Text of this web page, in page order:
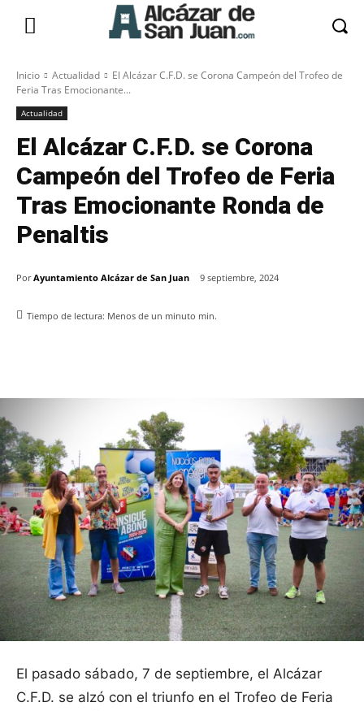
Inicio Actualidad
El Alcázar C.F.D. se Corona Campeón del Trofeo de
Feria Tras Emocionante...
Actualidad
El Alcázar C.F.D. se Corona
Campeón del Trofeo de Feria
Tras Emocionante Ronda de
Penaltis
Por Ayuntamiento Alcázar de San Juan 9 septiembre, 2024
Tiempo de lectura: Menos de un minuto min.
El pasado sábado, 7 de septiembre, el Alcázar
C.F.D. se alzó con el triunfo en el Trofeo de Feria